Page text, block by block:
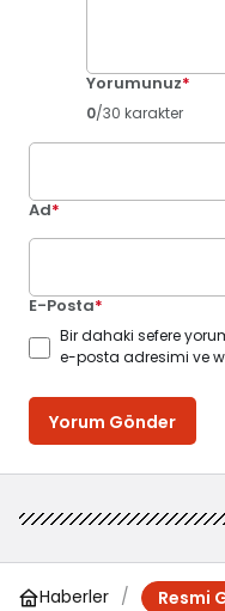
Yorumunuz*
0/30 karakter
Ad*
E-Posta*
Bir dahaki sefere
e-posta adresimi ve
Yorum Gönder
Haberler Resmi